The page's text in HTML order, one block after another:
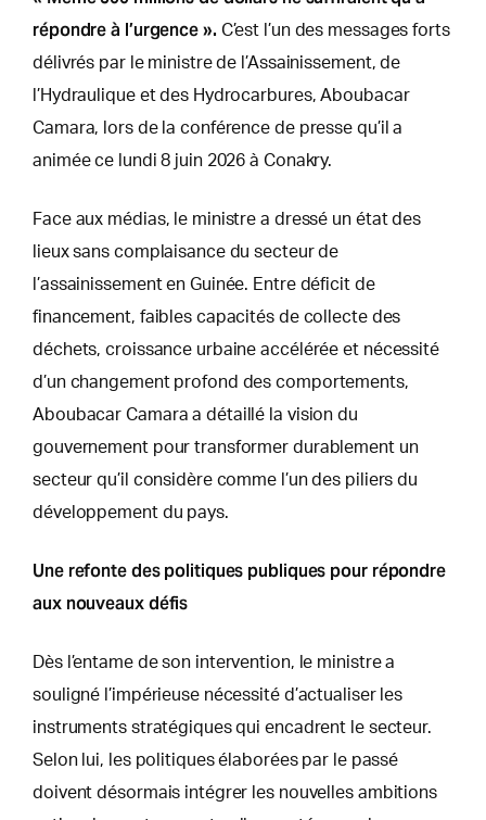
répondre à l’urgence ». C’est l’un des messages forts
délivrés par le ministre de l’Assainissement, de
l’Hydraulique et des Hydrocarbures, Aboubacar
Camara, lors de la conférence de presse qu’il a
animée ce lundi 8 juin 2026 à Conakry.
Face aux médias, le ministre a dressé un état des
lieux sans complaisance du secteur de
l’assainissement en Guinée. Entre déficit de
financement, faibles capacités de collecte des
déchets, croissance urbaine accélérée et nécessité
d’un changement profond des comportements,
Aboubacar Camara a détaillé la vision du
gouvernement pour transformer durablement un
secteur qu’il considère comme l’un des piliers du
développement du pays.
Une refonte des politiques publiques pour répondre
aux nouveaux défis
Dès l’entame de son intervention, le ministre a
souligné l’impérieuse nécessité d’actualiser les
instruments stratégiques qui encadrent le secteur.
Selon lui, les politiques élaborées par le passé
doivent désormais intégrer les nouvelles ambitions